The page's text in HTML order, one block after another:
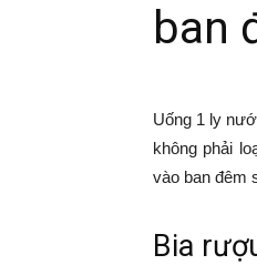
ban
Uống 1 ly
không phải
vào ban đêm
Bia